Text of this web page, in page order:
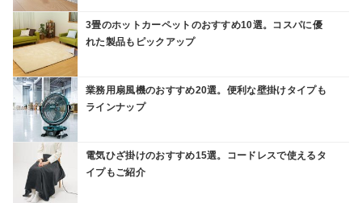
3畳のホットカーペットのおすすめ10選。コスパに優
れた製品もピックアップ
業務用扇風機のおすすめ20選。便利な壁掛けタイプも
ラインナップ
電気ひざ掛けのおすすめ15選。コードレスで使えるタ
イプもご紹介